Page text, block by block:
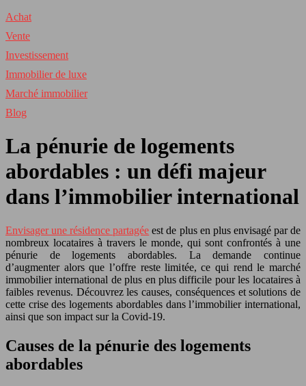
Achat
Vente
Investissement
Immobilier de luxe
Marché immobilier
Blog
La pénurie de logements
abordables : un défi majeur
dans l’immobilier international
Envisager une résidence partagée est de plus en plus envisagé par de
nombreux locataires à travers le monde, qui sont confrontés à une
pénurie de logements abordables. La demande continue
d’augmenter alors que l’offre reste limitée, ce qui rend le marché
immobilier international de plus en plus difficile pour les locataires à
faibles revenus. Découvrez les causes, conséquences et solutions de
cette crise des logements abordables dans l’immobilier international,
ainsi que son impact sur la Covid-19.
Causes de la pénurie des logements
abordables